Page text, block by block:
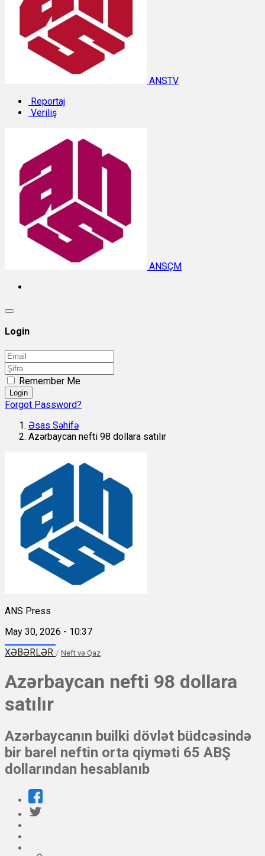
ANSTV
Reportaj
Veriliş
ANSÇM
Login
Remember Me
Login
Forgot Password?
Əsas Səhifə
Azərbaycan nefti 98 dollara satılır
ANS Press
May 30, 2026 - 10:37
XƏBƏRLƏR / Neft və Qaz
Azərbaycan nefti 98 dollara
satılır
Azərbaycanın builki dövlət büdcəsində
bir barel neftin orta qiyməti 65 ABŞ
dollarından hesablanıb